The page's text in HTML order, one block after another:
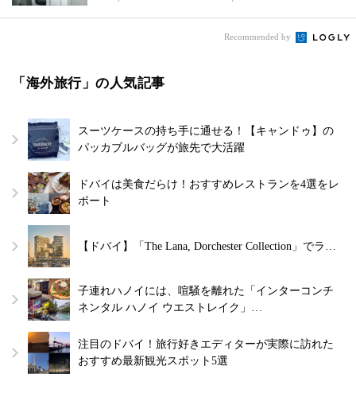
Recommended by
「海外旅行」の人気記事
スーツケースの持ち手に通せる！【キャンドゥ】の
パッカブルバッグが旅先で大活躍
ドバイは美食だらけ！おすすめレストランを4選をレ
ポート
【ドバイ】「The Lana, Dorchester Collection」でラ…
子連れハノイには、喧騒を離れた「インターコンチ
ネンタル ハノイ ウエストレイク」…
注目のドバイ！旅行好きエディターが実際に訪れた
おすすめ最新観光スポット5選